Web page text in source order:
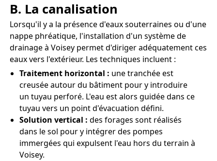
B. La canalisation
Lorsqu'il y a la présence d'eaux souterraines ou d'une
nappe phréatique, l'installation d'un système de
drainage à Voisey permet d'diriger adéquatement ces
eaux vers l'extérieur. Les techniques incluent :
Traitement horizontal : une tranchée est
creusée autour du bâtiment pour y introduire
un tuyau perforé. L'eau est alors guidée dans ce
tuyau vers un point d'évacuation défini.
Solution vertical : des forages sont réalisés
dans le sol pour y intégrer des pompes
immergées qui expulsent l'eau hors du terrain à
Voisey.